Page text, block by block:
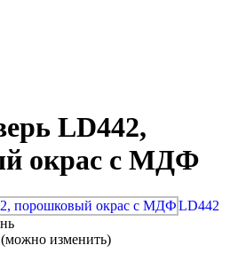
LD442,
окрас с МДФ
LD442
изменить)